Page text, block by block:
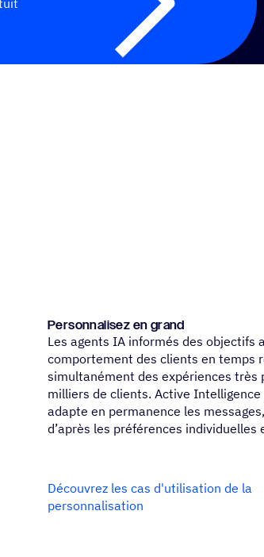
Person­na­li­sez en grand
Les agents IA informés des objectifs
comportement des clients en temps
simultanément des expériences très
milliers de clients. Active
adapte en permanence les
d’après les préférences
Découvrez les cas d'utilisation de la
personnalisation